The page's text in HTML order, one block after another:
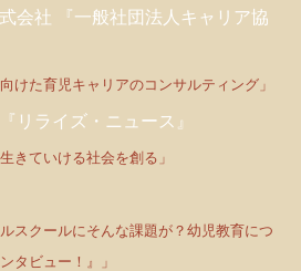
会社 『一般社団法人キャリア協
けた育児キャリアのコンサルティング」
リライズ・ニュース』
きていける社会を創る」
スクールにそんな課題が？幼児教育につ
タビュー！』」